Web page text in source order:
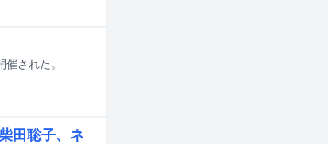
された。
田聡子、ネ